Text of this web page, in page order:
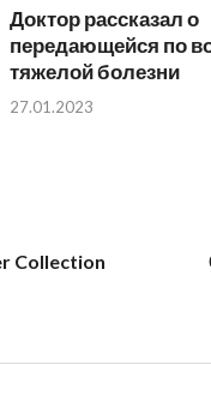
Доктор рассказал о
передающейся по
тяжелой болезни
27.01.2023
Collection